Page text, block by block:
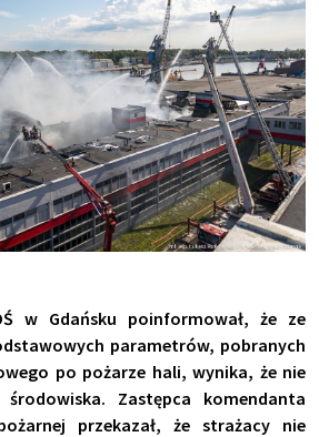
w Gdańsku poinformował, że ze
parametrów, pobranych
po pożarze hali, wynika, że nie
Zastępca komendanta
przekazał, że strażacy nie